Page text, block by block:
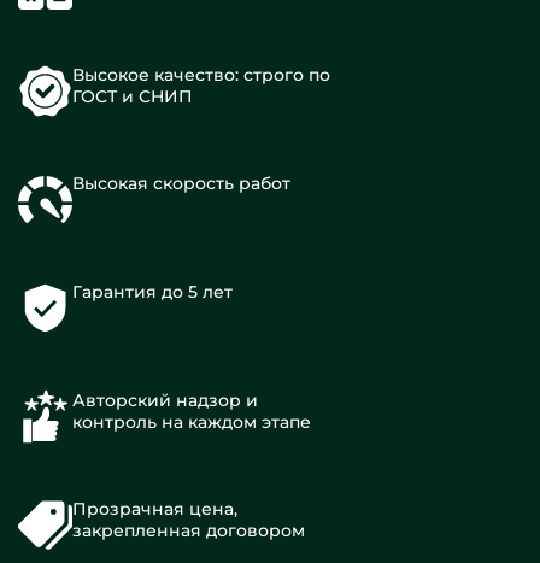
Высокое качество: строго по
ГОСТ и СНИП
Высокая скорость работ
Гарантия до 5 лет
Авторский надзор и
контроль на каждом этапе
Прозрачная цена,
закрепленная договором